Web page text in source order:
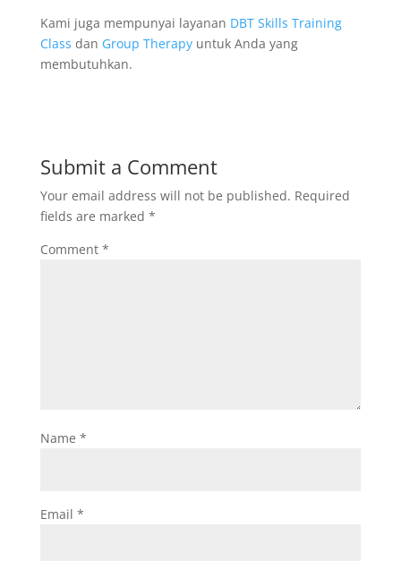
Kami juga mempunyai layanan DBT Skills Training
Class dan Group Therapyuntuk Anda yang
membutuhkan.
Submit a Comment
Your email address will not be published. Required
fields are marked *
Comment *
Name *
Email *